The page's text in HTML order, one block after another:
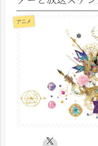
アニメ